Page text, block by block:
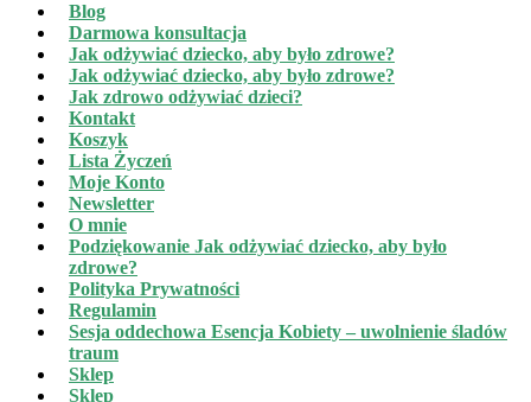
Blog
Darmowa konsultacja
Jak odżywiać dziecko, aby było zdrowe?
Jak odżywiać dziecko, aby było zdrowe?
Jak zdrowo odżywiać dzieci?
Kontakt
Koszyk
Lista Życzeń
Moje Konto
Newsletter
O mnie
Podziękowanie Jak odżywiać dziecko, aby było
zdrowe?
Polityka Prywatności
Regulamin
Sesja oddechowa Esencja Kobiety – uwolnienie śladów
traum
Sklep
Sklep